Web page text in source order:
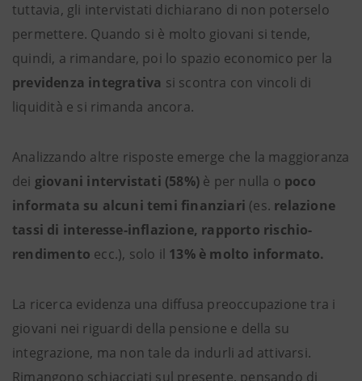
tuttavia, gli intervistati dichiarano di non poterselo
permettere. Quando si è molto giovani si tende,
quindi, a rimandare, poi lo spazio economico per la
previdenza integrativa si scontra con vincoli di
liquidità e si rimanda ancora.
Analizzando altre risposte emerge che la maggioranza
dei giovani intervistati (58%) è per nulla o poco
informata su alcuni temi finanziari (es. relazione
tassi di interesse-inflazione, rapporto rischio-
rendimento ecc.), solo il 13% è molto informato.
La ricerca evidenza una diffusa preoccupazione tra i
giovani nei riguardi della pensione e della su
integrazione, ma non tale da indurli ad attivarsi.
Rimangono schiacciati sul presente, pensando di